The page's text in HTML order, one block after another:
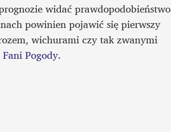
widać prawdopodobieństwo
powinien pojawić się pierwszy
wichurami czy tak zwanymi
Pogody.